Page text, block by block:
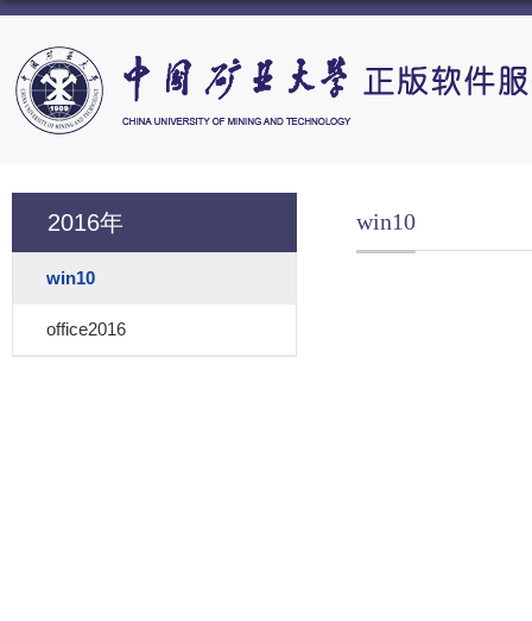
2016年
win10
office2016
win10